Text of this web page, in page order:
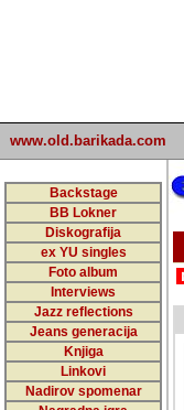
www.old.barikada.com
Backstage
BB Lokner
Diskografija
ex YU singles
Foto album
Interviews
Jazz reflections
Jeans generacija
Knjiga
Linkovi
Nadirov spomenar